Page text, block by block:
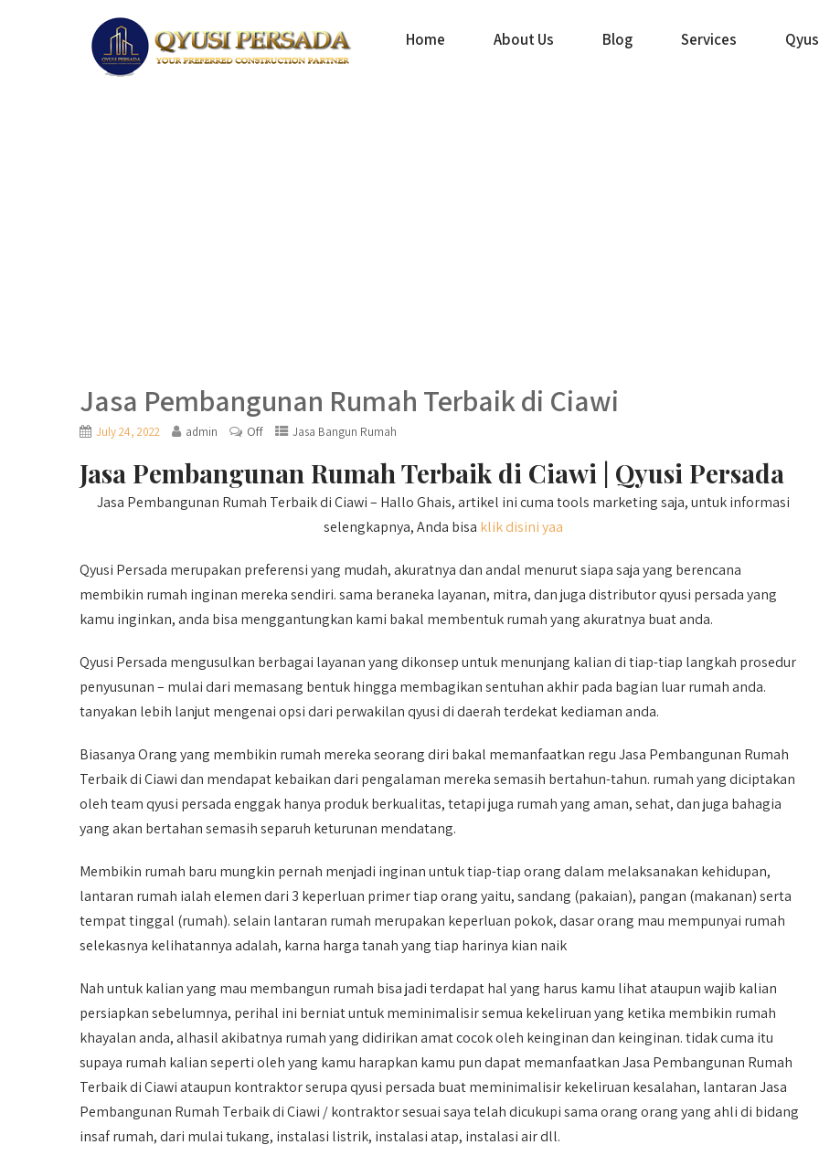
Home About Us Blog Services
Jasa Pembangunan Rumah Terbaik di Ciawi
July 24, 2022 admin Off Jasa Bangun Rumah
Jasa Pembangunan Rumah Terbaik di Ciawi | Qyusi Persada
Jasa Pembangunan Rumah Terbaik di Ciawi – Hallo Ghais, artikel ini cuma tools marketing saja, untuk informasi
selengkapnya, Anda bisa klik disini yaa
Qyusi Persada merupakan preferensi yang mudah, akuratnya dan andal menurut siapa saja yang berencana
membikin rumah inginan mereka sendiri. sama beraneka layanan, mitra, dan juga distributor qyusi persada yang
kamu inginkan, anda bisa menggantungkan kami bakal membentuk rumah yang akuratnya buat anda.
Qyusi Persada mengusulkan berbagai layanan yang dikonsep untuk menunjang kalian di tiap-tiap langkah prosedur
penyusunan – mulai dari memasang bentuk hingga membagikan sentuhan akhir pada bagian luar rumah anda.
tanyakan lebih lanjut mengenai opsi dari perwakilan qyusi di daerah terdekat kediaman anda.
Biasanya Orang yang membikin rumah mereka seorang diri bakal memanfaatkan regu Jasa Pembangunan Rumah
Terbaik di Ciawi dan mendapat kebaikan dari pengalaman mereka semasih bertahun-tahun. rumah yang diciptakan
oleh team qyusi persada enggak hanya produk berkualitas, tetapi juga rumah yang aman, sehat, dan juga bahagia
yang akan bertahan semasih separuh keturunan mendatang.
Membikin rumah baru mungkin pernah menjadi inginan untuk tiap-tiap orang dalam melaksanakan kehidupan,
lantaran rumah ialah elemen dari 3 keperluan primer tiap orang yaitu, sandang (pakaian), pangan (makanan) serta
tempat tinggal (rumah). selain lantaran rumah merupakan keperluan pokok, dasar orang mau mempunyai rumah
selekasnya kelihatannya adalah, karna harga tanah yang tiap harinya kian naik
Nah untuk kalian yang mau membangun rumah bisa jadi terdapat hal yang harus kamu lihat ataupun wajib kalian
persiapkan sebelumnya, perihal ini berniat untuk meminimalisir semua kekeliruan yang ketika membikin rumah
khayalan anda, alhasil akibatnya rumah yang didirikan amat cocok oleh keinginan dan keinginan. tidak cuma itu
supaya rumah kalian seperti oleh yang kamu harapkan kamu pun dapat memanfaatkan Jasa Pembangunan Rumah
Terbaik di Ciawi ataupun kontraktor serupa qyusi persada buat meminimalisir kekeliruan kesalahan, lantaran Jasa
Pembangunan Rumah Terbaik di Ciawi / kontraktor sesuai saya telah dicukupi sama orang orang yang ahli di bidang
insaf rumah, dari mulai tukang, instalasi listrik, instalasi atap, instalasi air dll.